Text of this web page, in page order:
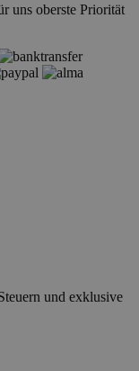
uns oberste Priorität
und exklusive